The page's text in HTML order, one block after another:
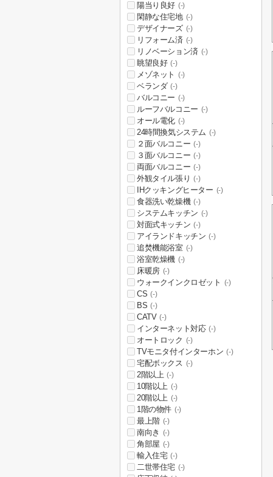
陽当り良好 (-)
閑静な住宅地 (-)
デザイナーズ (-)
リフォーム済 (-)
リノベーション済 (-)
眺望良好 (-)
メゾネット (-)
ベランダ (-)
バルコニー (-)
ルーフバルコニー (-)
オール電化 (-)
24時間換気システム (-)
２面バルコニー (-)
３面バルコニー (-)
両面バルコニー (-)
外観タイル張り (-)
IHクッキングヒーター (-)
食器洗い乾燥機 (-)
システムキッチン (-)
対面式キッチン (-)
アイランドキッチン (-)
追焚機能浴室 (-)
浴室乾燥機 (-)
床暖房 (-)
ウォークインクロゼット (-)
CS (-)
BS (-)
CATV (-)
インターネット対応 (-)
オートロック (-)
TVモニタ付インターホン (-)
宅配ボックス (-)
2階以上 (-)
10階以上 (-)
20階以上 (-)
1階の物件 (-)
最上階 (-)
南向き (-)
角部屋 (-)
輸入住宅 (-)
二世帯住宅 (-)